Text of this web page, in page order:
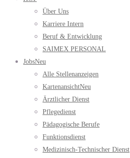
Über Uns
Karriere Intern
Beruf & Entwicklung
SAIMEX PERSONAL
JobsNeu
Alle Stellenanzeigen
KartenansichtNeu
Ärztlicher Dienst
Pflegedienst
Pädagogische Berufe
Funktionsdienst
Medizinisch-Technischer Dienst